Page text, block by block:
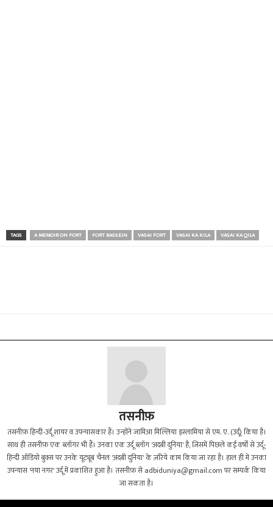
TAGS A MEMOIR ON FORT FORT BASSEIN VASAI FORT VASAI KA KILA VASAI KA QILA
तसनीफ़
तसनीफ़ हिन्दी-उर्दू शायर व उपन्यासकार हैं। उन्होंने जामिआ मिल्लिया इस्लामिया से एम. ए. (उर्दू) किया है।
साथ ही तसनीफ़ एक ब्लॉगर भी हैं। उनका एक उर्दू ब्लॉग 'अदबी दुनिया' है, जिसमें पिछले कई वर्षों से उर्दू-
हिन्दी ऑडियो बुक्स पर उनके यूट्यूब चैनल 'अदबी दुनिया' के ज़रिये काम किया जा रहा है। हाल ही में उनका
उपन्यास 'नया नगर' उर्दू में प्रकाशित हुआ है। तसनीफ़ से adbiduniya@gmail.comपर सम्पर्क किया
जा सकता है।